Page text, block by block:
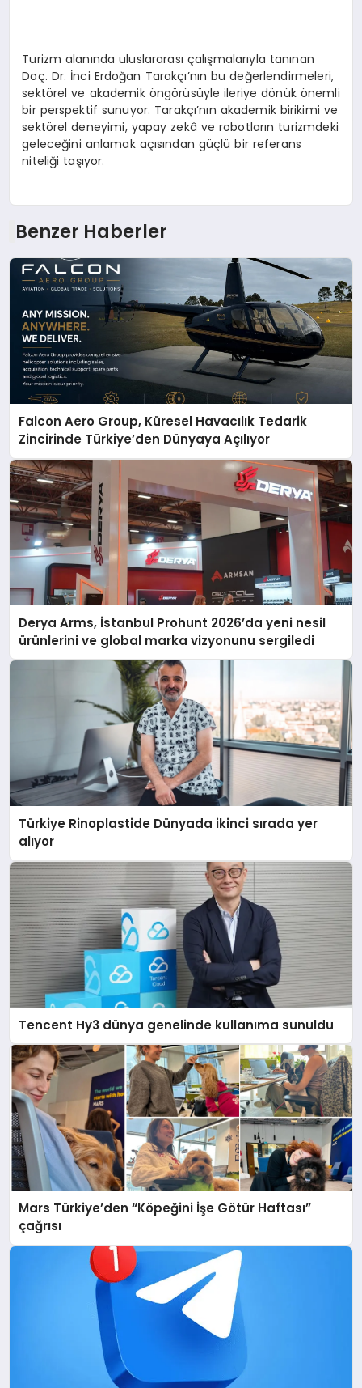
Turizm alanında uluslararası çalışmalarıyla tanınan
Doç. Dr. İnci Erdoğan Tarakçı’nın bu değerlendirmeleri,
sektörel ve akademik öngörüsüyle ileriye dönük önemli
bir perspektif sunuyor. Tarakçı’nın akademik birikimi ve
sektörel deneyimi, yapay zekâ ve robotların turizmdeki
geleceğini anlamak açısından güçlü bir referans
niteliği taşıyor.
Benzer Haberler
Falcon Aero Group, Küresel Havacılık Tedarik
Zincirinde Türkiye’den Dünyaya Açılıyor
Derya Arms, İstanbul Prohunt 2026’da yeni nesil
ürünlerini ve global marka vizyonunu sergiledi
Türkiye Rinoplastide Dünyada ikinci sırada yer
alıyor
Tencent Hy3 dünya genelinde kullanıma sunuldu
Mars Türkiye’den “Köpeğini İşe Götür Haftası”
çağrısı